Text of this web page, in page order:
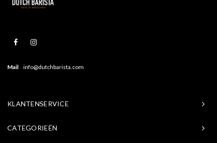
Mail info@dutchbarista.com
KLANTENSERVICE
CATEGORIEËN